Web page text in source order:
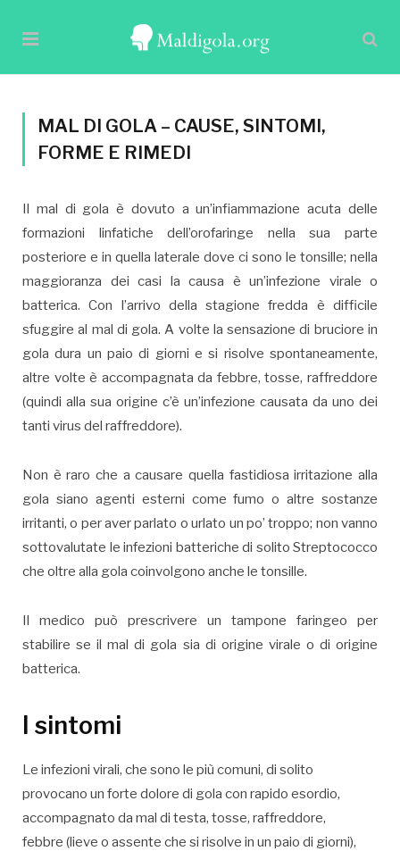
MAL DI GOLA – CAUSE, SINTOMI,
FORME E RIMEDI
Il mal di gola è dovuto a un’infiammazione acuta delle
formazioni linfatiche dell’orofaringe nella sua parte
posteriore e in quella laterale dove ci sono le tonsille; nella
maggioranza dei casi la causa è un’infezione virale o
batterica. Con l’arrivo della stagione fredda è difficile
sfuggire al mal di gola. A volte la sensazione di bruciore in
gola dura un paio di giorni e si risolve spontaneamente,
altre volte è accompagnata da febbre, tosse, raffreddore
(quindi alla sua origine c’è un’infezione causata da uno dei
tanti virus del raffreddore).
Non è raro che a causare quella fastidiosa irritazione alla
gola siano agenti esterni come fumo o altre sostanze
irritanti, o per aver parlato o urlato un po’ troppo; non vanno
sottovalutate le infezioni batteriche di solito Streptococco
che oltre alla gola coinvolgono anche le tonsille.
Il medico può prescrivere un tampone faringeo per
stabilire se il mal di gola sia di origine virale o di origine
batterica.
I sintomi
Le infezioni virali, che sono le più comuni, di solito
provocano un forte dolore di gola con rapido esordio,
accompagnato da mal di testa, tosse, raffreddore,
febbre (lieve o assente che si risolve in un paio di giorni),